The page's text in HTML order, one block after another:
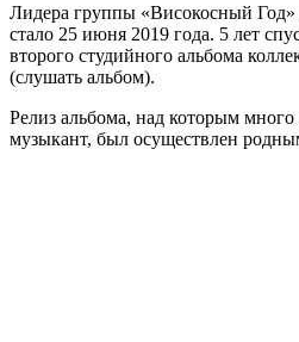
Лидера группы «Високосный
стало 25 июня 2019 года. 5 лет
второго студийного альбома
(слушать альбом).
Релиз альбома, над которым
музыкант, был осуществлен